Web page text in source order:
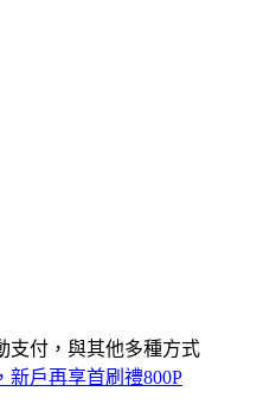
支付，與其他多種方式
新戶再享首刷禮800P